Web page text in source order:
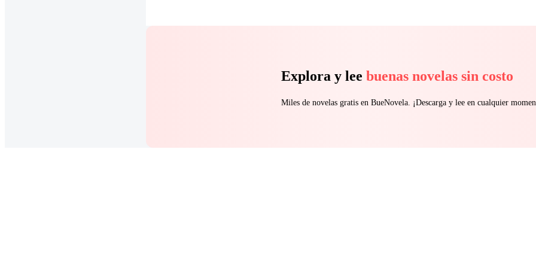
Explora y lee buenas novelas sin costo
Miles de novelas gratis en BueNovela. ¡Descarga y lee en cualquier